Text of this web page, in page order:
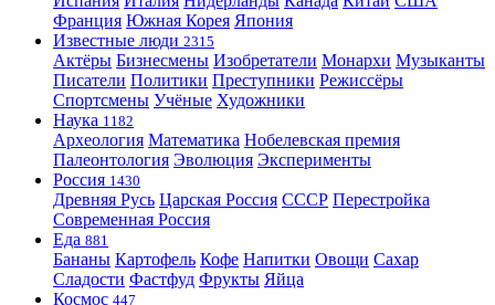
Франция Южная Корея Япония
Известные люди 2315
Актёры Бизнесмены Изобретатели Монархи Музыканты
Писатели Политики Преступники Режиссёры
Спортсмены Учёные Художники
Наука 1182
Археология Математика Нобелевская премия
Палеонтология Эволюция Эксперименты
Россия 1430
Древняя Русь Царская Россия СССР Перестройка
Современная Россия
Еда 881
Бананы Картофель Кофе Напитки Овощи Сахар
Сладости Фастфуд Фрукты Яйца
Космос 447